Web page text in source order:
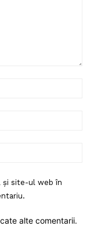
și site-ul web în
alte comentarii.